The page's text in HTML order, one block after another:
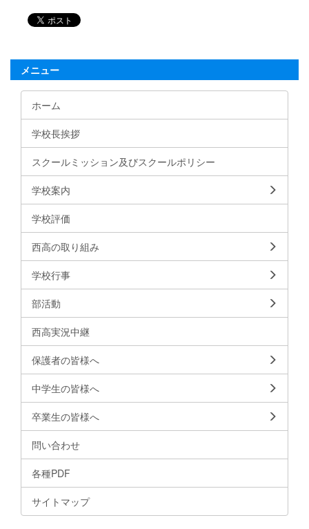
メニュー
ホーム
学校長挨拶
スクールミッション及びスクールポリシー
学校案内
学校評価
西高の取り組み
学校行事
部活動
西高実況中継
保護者の皆様へ
中学生の皆様へ
卒業生の皆様へ
問い合わせ
各種PDF
サイトマップ